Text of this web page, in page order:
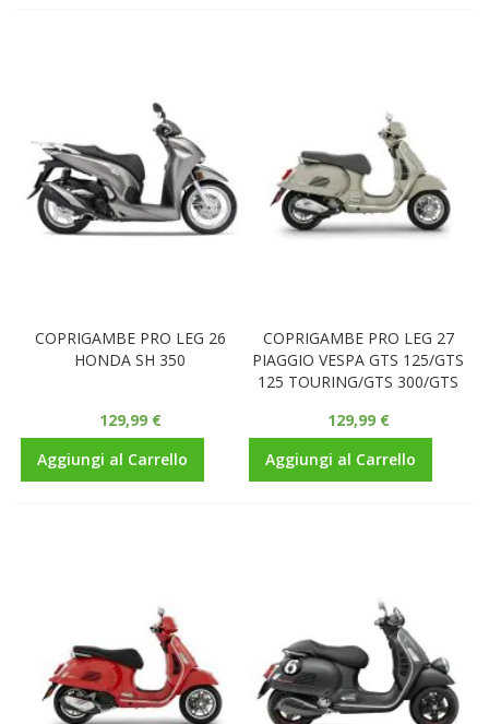
COPRIGAMBE PRO LEG 26
HONDA SH 350
129,99 €
Aggiungi al Carrello
COPRIGAMBE PRO LEG 27
PIAGGIO VESPA GTS 125/GTS
125 TOURING/GTS 300/GTS
129,99 €
Aggiungi al Carrello